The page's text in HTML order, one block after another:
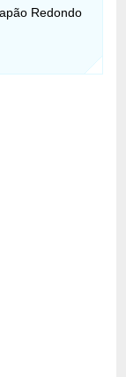
Redondo